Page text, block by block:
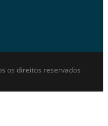
os direitos reservados